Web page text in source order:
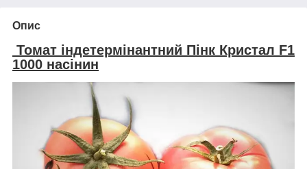
Опис
Томат індетермінантний Пінк Кристал F1
1000 насінин